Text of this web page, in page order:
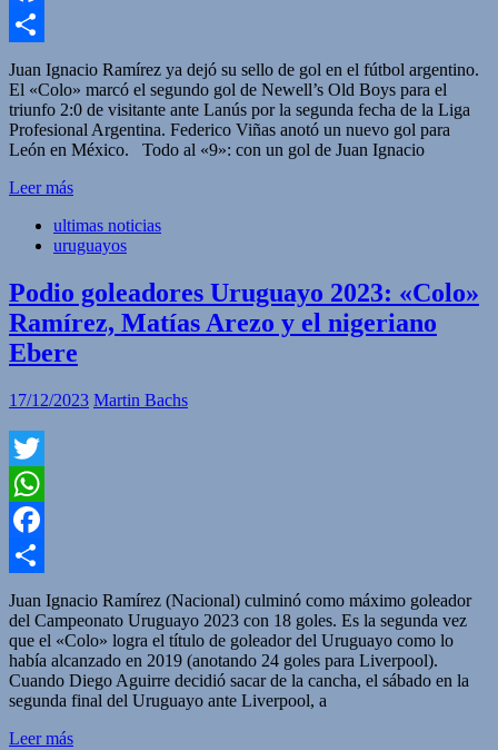
Facebook
Compartir
Juan Ignacio Ramírez ya dejó su sello de gol en el fútbol argentino.
El «Colo» marcó el segundo gol de Newell’s Old Boys para el
triunfo 2:0 de visitante ante Lanús por la segunda fecha de la Liga
Profesional Argentina. Federico Viñas anotó un nuevo gol para
León en México. Todo al «9»: con un gol de Juan Ignacio
Leer más
ultimas noticias
uruguayos
Podio goleadores Uruguayo 2023: «Colo»
Ramírez, Matías Arezo y el nigeriano
Ebere
17/12/2023 Martin Bachs
Twitter
WhatsApp
Facebook
Compartir
Juan Ignacio Ramírez (Nacional) culminó como máximo goleador
del Campeonato Uruguayo 2023 con 18 goles. Es la segunda vez
que el «Colo» logra el título de goleador del Uruguayo como lo
había alcanzado en 2019 (anotando 24 goles para Liverpool).
Cuando Diego Aguirre decidió sacar de la cancha, el sábado en la
segunda final del Uruguayo ante Liverpool, a
Leer más